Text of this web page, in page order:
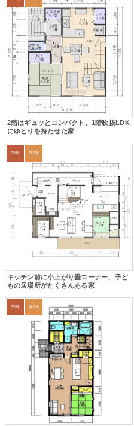
2階はギュッとコンパクト、1階吹抜LDK
にゆとりを持たせた家
33坪 3LDK
キッチン前に小上がり畳コーナー、子ど
もの居場所がたくさんある家
33坪 4LDK